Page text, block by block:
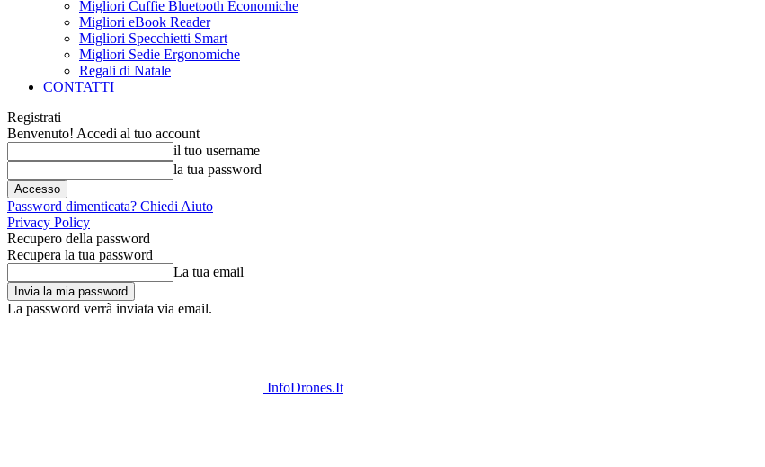
Migliori Cuffie Bluetooth Economiche
Migliori eBook Reader
Migliori Specchietti Smart
Migliori Sedie Ergonomiche
Regali di Natale
CONTATTI
Registrati
Benvenuto! Accedi al tuo account
il tuo username
la tua password
Password dimenticata? Chiedi Aiuto
Privacy Policy
Recupero della password
Recupera la tua password
La tua email
La password verrà inviata via email.
InfoDrones.It